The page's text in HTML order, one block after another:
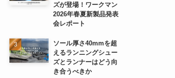
ズが登場！ワークマン
2026年春夏新製品発表
会レポート
ソール厚さ40mmを超
えるランニングシュー
ズとランナーはどう向
き合うべきか